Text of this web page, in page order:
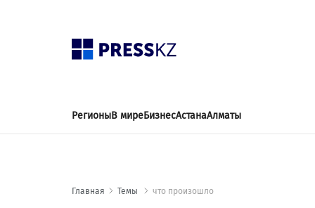
РегионыВ миреБизнесАстанаАлматы
Главная Темы что произошло